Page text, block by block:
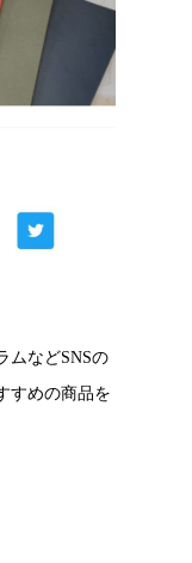
ムなどSNSの
すめの商品を